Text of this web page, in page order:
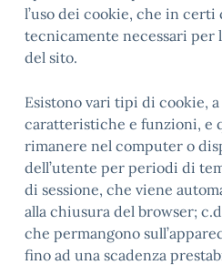
l’uso dei cookie, che in certi
tecnicamente necessari per
del sito.
Esistono vari tipi di cookie,
caratteristiche e funzioni, e
rimanere nel computer o
dell’utente per periodi di
di sessione, che viene
alla chiusura del browser;
che permangono
fino ad una scadenza